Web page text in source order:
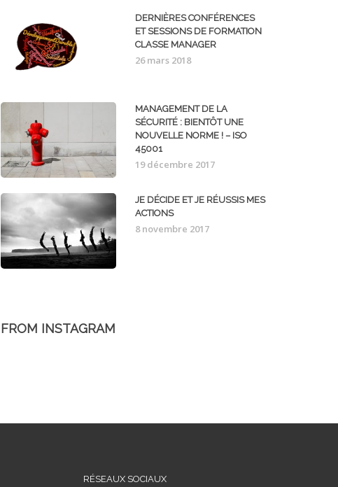
DERNIÈRES CONFÉRENCES
ET SESSIONS DE FORMATION
CLASSE MANAGER
26 mars 2018
MANAGEMENT DE LA
SÉCURITÉ : BIENTÔT UNE
NOUVELLE NORME ! – ISO
45001
19 décembre 2017
JE DÉCIDE ET JE RÉUSSIS MES
ACTIONS
8 novembre 2017
FROM INSTAGRAM
RÉSEAUX SOCIAUX